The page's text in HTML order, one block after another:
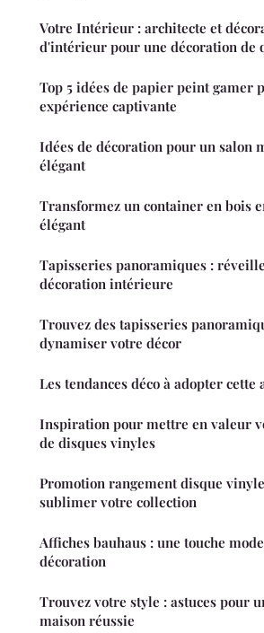
Votre Intérieur : architecte et
d'intérieur pour une décoration de
Top 5 idées de papier peint gamer
expérience captivante
Idées de décoration pour un salon
élégant
Transformez un container en bois
élégant
Tapisseries panoramiques :
décoration intérieure
Trouvez des tapisseries
dynamiser votre décor
Les tendances déco à adopter cette
Inspiration pour mettre en valeur
de disques vinyles
Promotion rangement disque
sublimer votre collection
Affiches bauhaus : une touche
décoration
Trouvez votre style : astuces pour
maison réussie